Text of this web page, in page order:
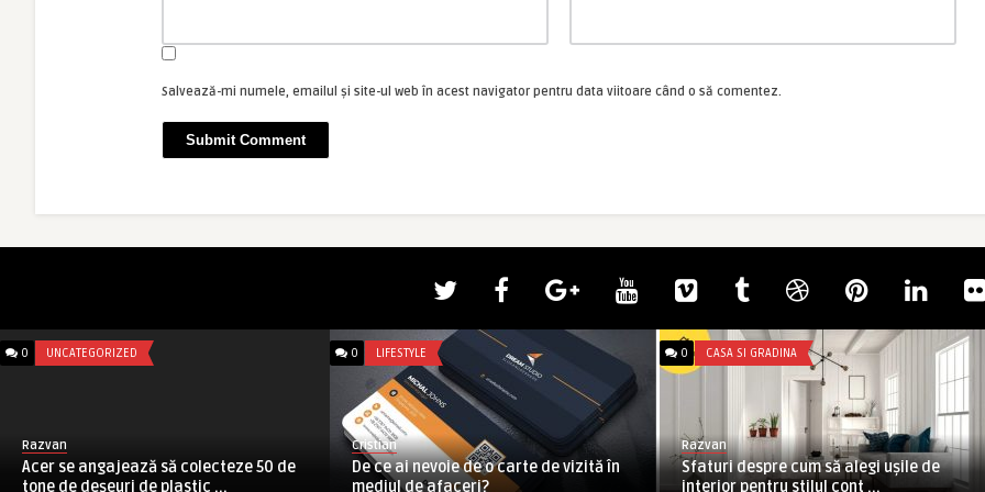
Salvează-mi numele, emailul și site-ul web în acest navigator pentru data viitoare când o să comentez.
0 UNCATEGORIZED
Razvan
Acer se angajează să colecteze 50 de
tone de deșeuri de plastic ...
0 LIFESTYLE
Cristian
De ce ai nevoie de o carte de vizită în
mediul de afaceri?
0 CASA SI GRADINA
Razvan
Sfaturi despre cum să alegi ușile de
interior pentru stilul cont ...